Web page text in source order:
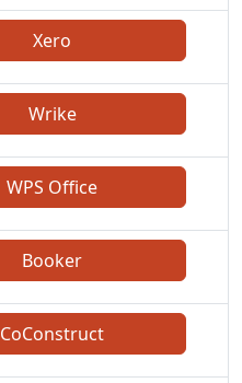
Xero
Wrike
WPS Office
Booker
CoConstruct